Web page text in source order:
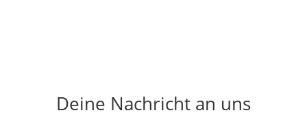
Deine Nachricht an uns